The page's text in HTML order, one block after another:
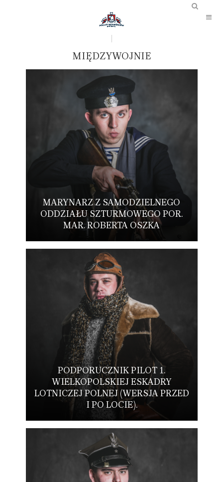
MIĘDZYWOJNIE
MARYNARZ Z SAMODZIELNEGO
ODDZIAŁU SZTURMOWEGO POR.
MAR. ROBERTA OSZKA
PODPORUCZNIK PILOT 1.
WIELKOPOLSKIEJ ESKADRY
LOTNICZEJ POLNEJ (WERSJA PRZED
I PO LOCIE).